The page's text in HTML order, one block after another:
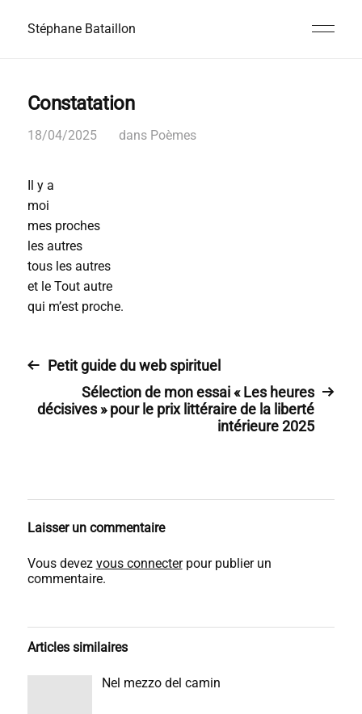
Stéphane Bataillon
Constatation
18/04/2025 dans Poèmes
Il y a
moi
mes proches
les autres
tous les autres
et le Tout autre
qui m’est proche.
Petit guide du web spirituel
Sélection de mon essai « Les heures
décisives » pour le prix littéraire de la liberté
intérieure 2025
Laisser un commentaire
Vous devez vous connecterpour publier un
commentaire.
Articles similaires
Nel mezzo del camin